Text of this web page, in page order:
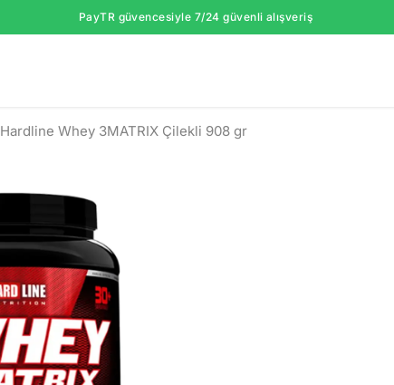
PayTR güvencesiyle 7/24 güvenli alışveriş
Hardline Whey 3MATRIX Çilekli 908 gr